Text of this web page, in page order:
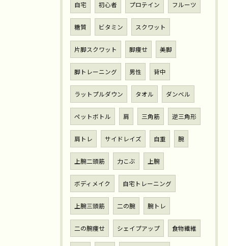
自宅 初心者 プロテイン フルーツ
糖質 ビタミン スクワット
片脚スクワット 脚痩せ 美脚
脚トレーニング 男性 背中
ラットプルダウン タオル ダンベル
ペットボトル 肩 三角筋 逆三角形
肩トレ サイドレイズ 自重 腕
上腕二頭筋 力こぶ 上腕
ボディメイク 自宅トレーニング
上腕三頭筋 二の腕 腕トレ
二の腕痩せ シェイプアップ 食物繊維